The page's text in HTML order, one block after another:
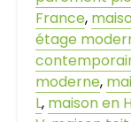
France,
étage
moderne,
L, maison en